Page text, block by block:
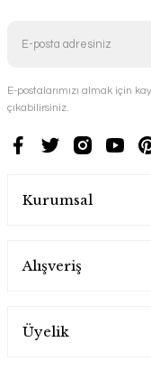
E-postalarımızı almak için
çıkabilirsiniz.
Kurumsal
Alışveriş
Üyelik